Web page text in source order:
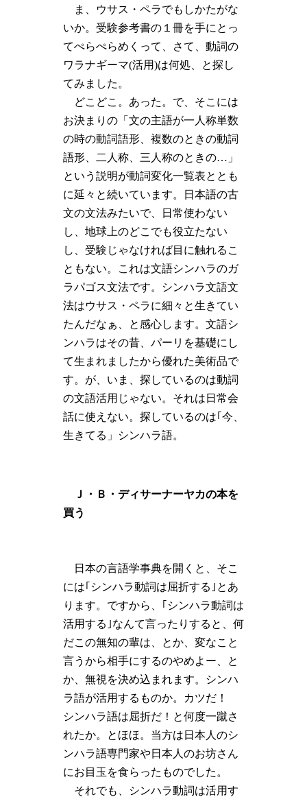
ま、ウサス・ペラでもしかたがな
いか。受験参考書の１冊を手にとっ
てぺらぺらめくって、さて、動詞の
ワラナギーマ(活用)は何処、と探し
てみました。
どこどこ。あった。で、そこには
お決まりの「文の主語が一人称単数
の時の動詞語形、複数のときの動詞
語形、二人称、三人称のときの…」
という説明が動詞変化一覧表ととも
に延々と続いています。日本語の古
文の文法みたいで、日常使わない
し、地球上のどこでも役立たない
し、受験じゃなければ目に触れるこ
ともない。これは文語シンハラのガ
ラパゴス文法です。シンハラ文語文
法はウサス・ペラに細々と生きてい
たんだなぁ、と感心します。文語シ
ンハラはその昔、パーリを基礎にし
て生まれましたから優れた美術品で
す。が、いま、探しているのは動詞
の文語活用じゃない。それは日常会
話に使えない。探しているのは｢今、
生きてる」シンハラ語。
Ｊ・Ｂ・ディサーナーヤカの本を
買う
日本の言語学事典を開くと、そこ
には｢シンハラ動詞は屈折する｣とあ
ります。ですから、｢シンハラ動詞は
活用する｣なんて言ったりすると、何
だこの無知の輩は、とか、変なこと
言うから相手にするのやめよー、と
か、無視を決め込まれます。シンハ
ラ語が活用するものか。カツだ！
シンハラ語は屈折だ！と何度一蹴さ
れたか。とほほ。当方は日本人のシ
ンハラ語専門家や日本人のお坊さん
にお目玉を食らったものでした。
それでも、シンハラ動詞は活用す